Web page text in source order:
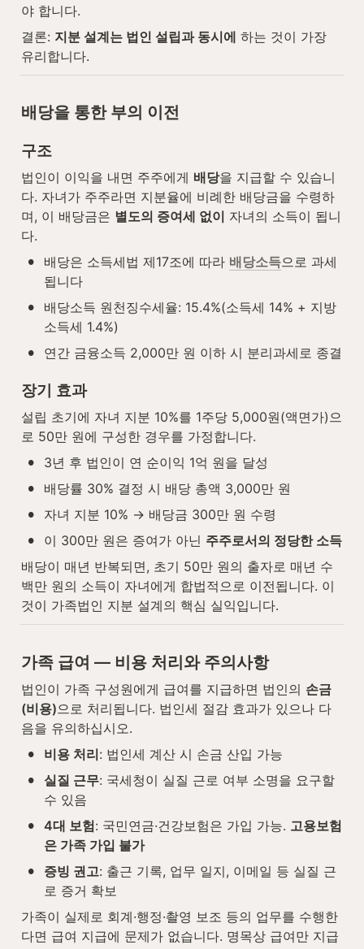
야 합니다.
결론: 지분 설계는 법인 설립과 동시에 하는 것이 가장
유리합니다.
배당을 통한 부의 이전
구조
법인이 이익을 내면 주주에게 배당을 지급할 수 있습니
다. 자녀가 주주라면 지분율에 비례한 배당금을 수령하
며, 이 배당금은 별도의 증여세 없이 자녀의 소득이 됩니
다.
• 배당은 소득세법 제17조에 따라 배당소득으로 과세
됩니다
•
배당소득 원천징수세율: 15.4%(소득세 14% + 지방
소득세 1.4%)
• 연간 금융소득 2,000만 원 이하 시 분리과세로 종결
장기 효과
설립 초기에 자녀 지분 10%를 1주당 5,000원(액면가)으
로 50만 원에 구성한 경우를 가정합니다.
• 3년 후 법인이 연 순이익 1억 원을 달성
• 배당률 30% 결정 시 배당 총액 3,000만 원
• 자녀 지분 10% → 배당금 300만 원 수령
• 이 300만 원은 증여가 아닌 주주로서의 정당한 소득
배당이 매년 반복되면, 초기 50만 원의 출자로 매년 수
백만 원의 소득이 자녀에게 합법적으로 이전됩니다. 이
것이 가족법인 지분 설계의 핵심 실익입니다.
가족 급여 — 비용 처리와 주의사항
법인이 가족 구성원에게 급여를 지급하면 법인의 손금
(비용)으로 처리됩니다. 법인세 절감 효과가 있으나 다
음을 유의하십시오.
• 비용 처리: 법인세 계산 시 손금 산입 가능
• 실질 근무: 국세청이 실질 근로 여부 소명을 요구할
수 있음
• 4대 보험: 국민연금·건강보험은 가입 가능. 고용보험
은 가족 가입 불가
• 증빙 권고: 출근 기록, 업무 일지, 이메일 등 실질 근
로 증거 확보
가족이 실제로 회계·행정·촬영 보조 등의 업무를 수행한
다면 급여 지급에 문제가 없습니다. 명목상 급여만 지급